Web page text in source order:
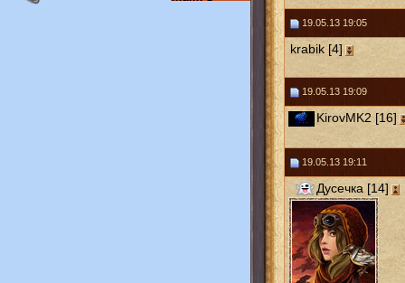
19.05.13 19:05
krabik [4]
19.05.13 19:09
KirovMK2 [16]
19.05.13 19:11
Дусечка [14]